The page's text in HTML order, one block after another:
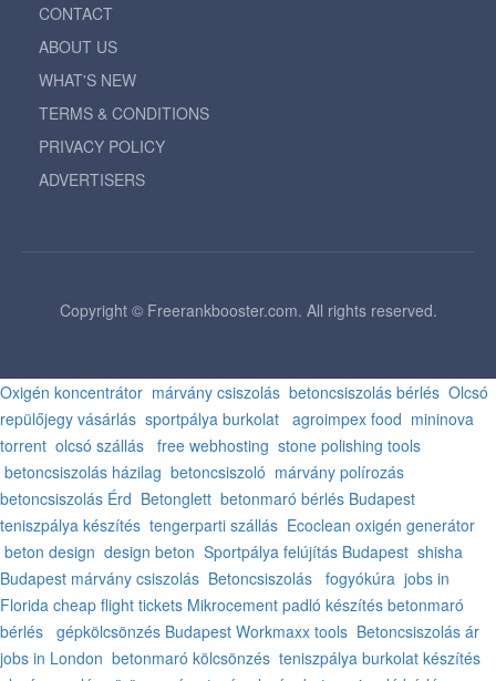
CONTACT
ABOUT US
WHAT'S NEW
TERMS & CONDITIONS
PRIVACY POLICY
ADVERTISERS
Copyright © Freerankbooster.com. All rights reserved.
Oxigén koncentrátor márvány csiszolás betoncsiszolás bérlés Olcsó
repülőjegy vásárlás sportpálya burkolat agroimpex food mininova
torrent olcsó szállás free webhosting stone polishing tools
betoncsiszolás házilag betoncsiszoló márvány polírozás
betoncsiszolás Érd Betonglett betonmaró bérlés Budapest
teniszpálya készítés tengerparti szállás Ecoclean oxigén generátor
beton design design beton Sportpálya felújítás Budapest shisha
Budapest márvány csiszolás Betoncsiszolás fogyókúra jobs in
Florida cheap flight tickets Mikrocement padló készítés betonmaró
bérlés gépkölcsönzés Budapest Workmaxx tools Betoncsiszolás ár
jobs in London betonmaró kölcsönzés teniszpálya burkolat készítés